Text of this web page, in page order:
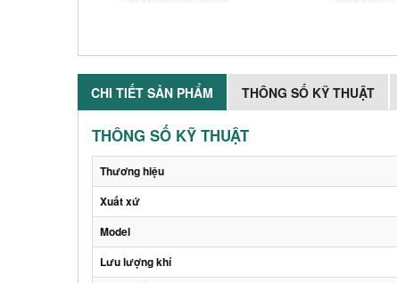
CHI TIẾT SẢN PHẨM THÔNG SỐ KỸ THUẬT
THÔNG SỐ KỸ THUẬT
Thương hiệu
Xuất xứ
Model
Lưu lượng khí